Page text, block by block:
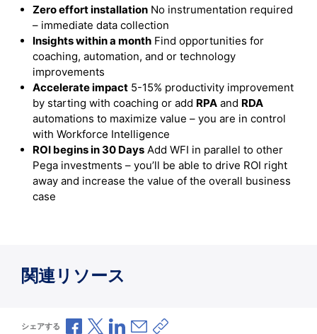
Zero effort installation No instrumentation required
– immediate data collection
Insights within a month Find opportunities for
coaching, automation, and or technology
improvements
Accelerate impact 5-15% productivity improvement
by starting with coaching or add RPA and RDA
automations to maximize value – you are in control
with Workforce Intelligence
ROI begins in 30 Days Add WFI in parallel to other
Pega investments – you’ll be able to drive ROI right
away and increase the value of the overall business
case
関連リソース
シェアする Facebookで共有
Xで共有LinkedInで共有
メールで共有
共有リンクをコピー